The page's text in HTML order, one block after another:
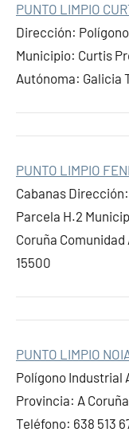
PUNTO LIMPIO
Dirección:
Municipio: Curtis
Autónoma: Galicia
PUNTO LIMPIO
Cabanas
Parcela H.2
Coruña
15500
PUNTO LIMPIO
Polígono Industrial
Provincia: A
Teléfono: 638 513